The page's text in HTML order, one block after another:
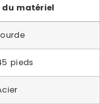
matériel
pieds